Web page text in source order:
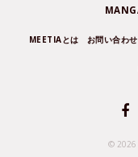
MEETIAとは お問い合わせ
© 2026